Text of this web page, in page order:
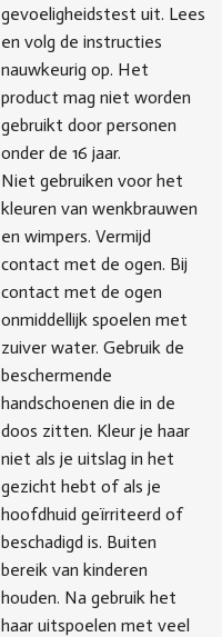
gevoeligheidstest uit. Lees
en volg de instructies
nauwkeurig op. Het
product mag niet worden
gebruikt door personen
onder de 16 jaar.
Niet gebruiken voor het
kleuren van wenkbrauwen
en wimpers. Vermijd
contact met de ogen. Bij
contact met de ogen
onmiddellijk spoelen met
zuiver water. Gebruik de
beschermende
handschoenen die in de
doos zitten. Kleur je haar
niet als je uitslag in het
gezicht hebt of als je
hoofdhuid geïrriteerd of
beschadigd is. Buiten
bereik van kinderen
houden. Na gebruik het
haar uitspoelen met veel